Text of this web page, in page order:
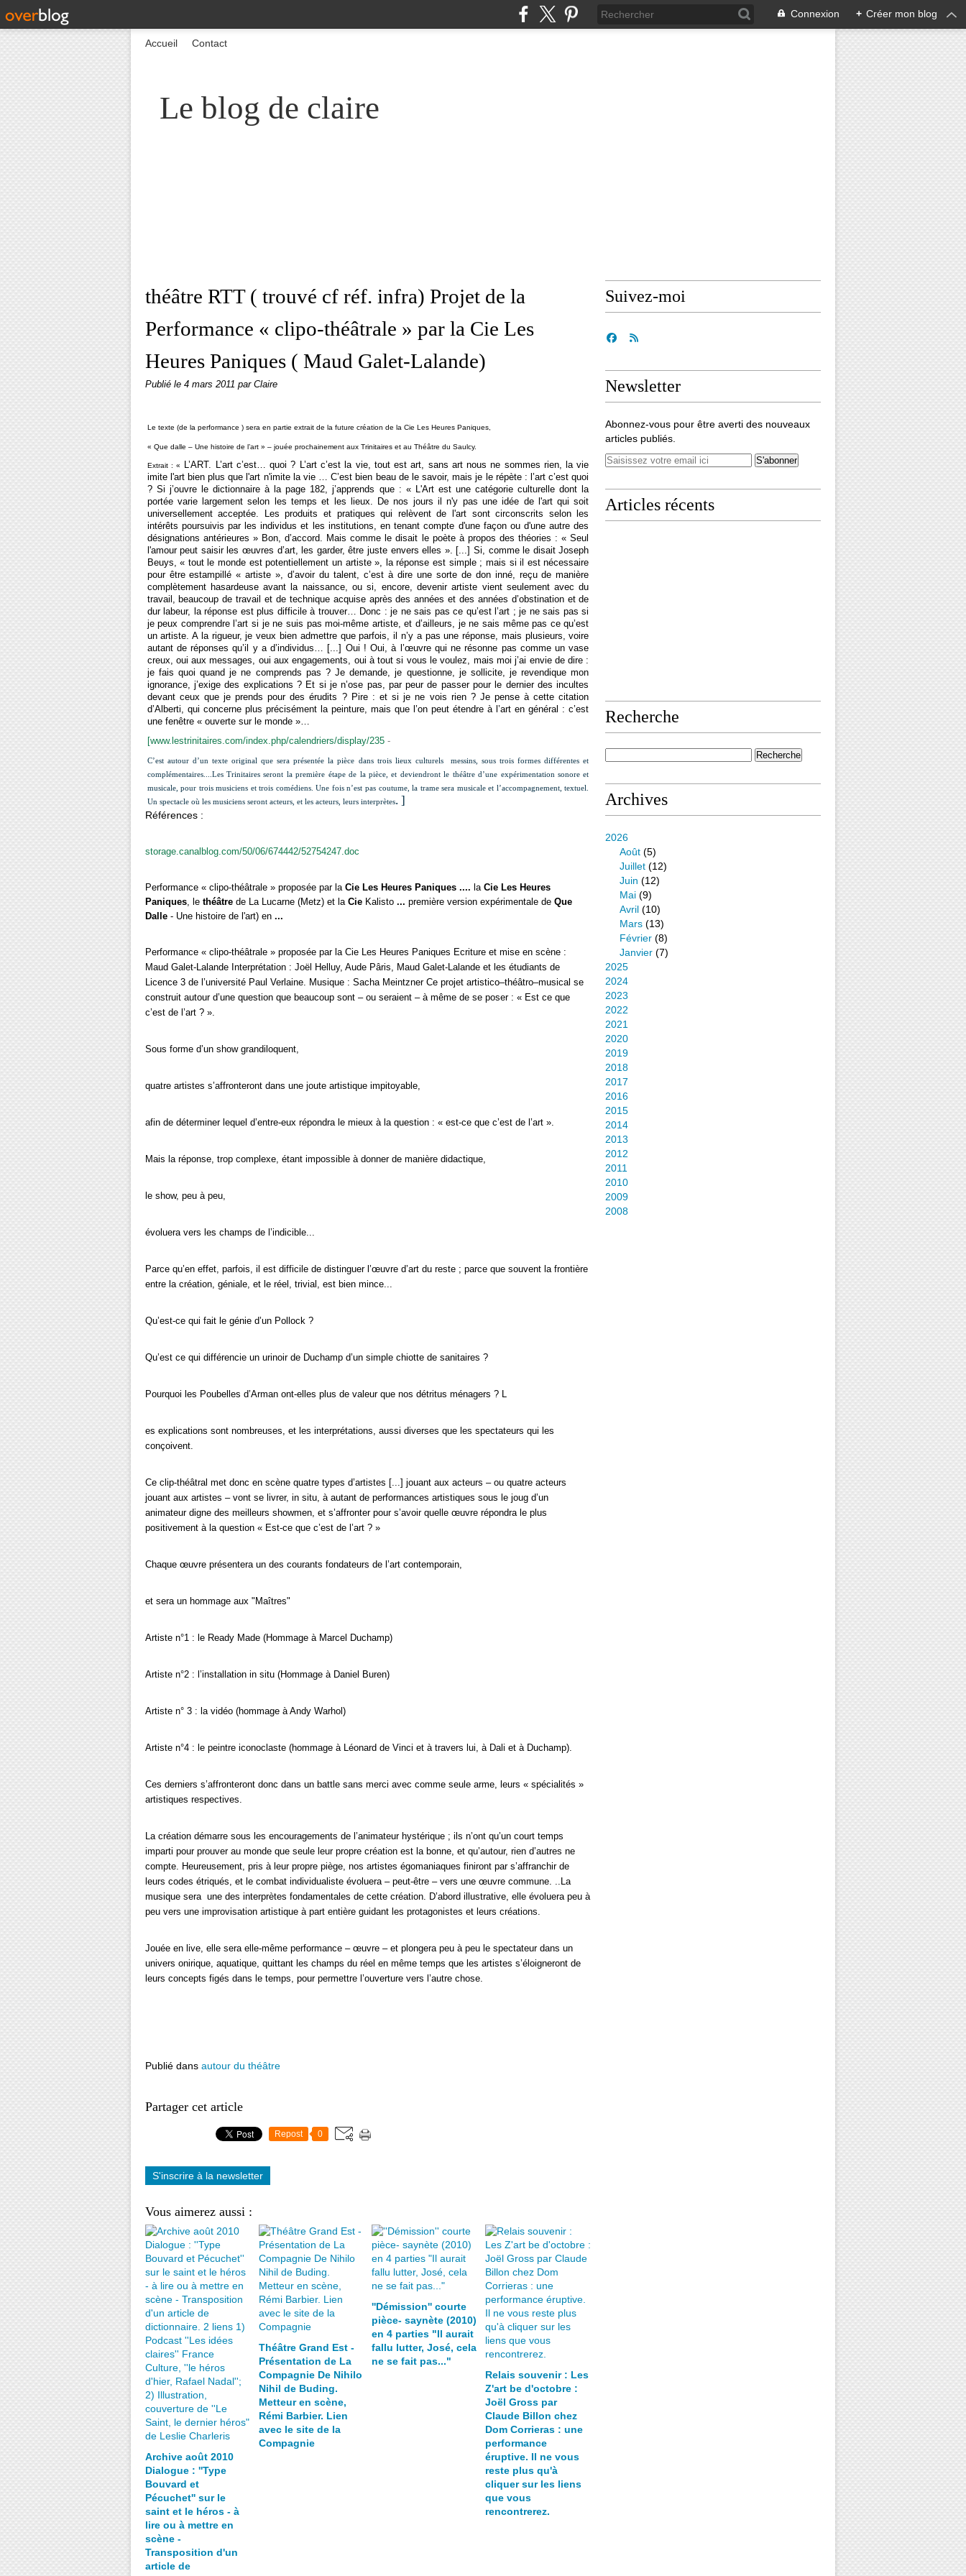
Connexion + Créer mon blog
Le blog de claire
Accueil Contact
théâtre RTT ( trouvé cf réf. infra) Projet de la
Performance « clipo-théâtrale » par la Cie Les
Heures Paniques ( Maud Galet-Lalande)
Publié le 4 mars 2011 par Claire
Le texte (de la performance ) sera en partie extrait de la future création de la Cie Les Heures Paniques,
« Que dalle – Une histoire de l’art » – jouée prochainement aux Trinitaires et au Théâtre du Saulcy.
Extrait : «
L’ART. L’art c’est… quoi ? L’art c’est la vie, tout est art, sans art nous ne sommes rien, la vie
imite l'art bien plus que l'art n'imite la vie … C’est bien beau de le savoir, mais je le répète : l’art c’est quoi
? Si j’ouvre le dictionnaire à la page 182, j’apprends que : « L'Art est une catégorie culturelle dont la
portée varie largement selon les temps et les lieux. De nos jours il n'y pas une idée de l'art qui soit
universellement acceptée. Les produits et pratiques qui relèvent de l'art sont circonscrits selon les
intérêts poursuivis par les individus et les institutions, en tenant compte d'une façon ou d'une autre des
désignations antérieures » Bon, d’accord. Mais comme le disait le poète à propos des théories : « Seul
l'amour peut saisir les œuvres d’art, les garder, être juste envers elles ». [...] Si, comme le disait Joseph
Beuys, « tout le monde est potentiellement un artiste », la réponse est simple ; mais si il est nécessaire
pour être estampillé « artiste », d’avoir du talent, c’est à dire une sorte de don inné, reçu de manière
complètement hasardeuse avant la naissance, ou si, encore, devenir artiste vient seulement avec du
travail, beaucoup de travail et de technique acquise après des années et des années d’obstination et de
dur labeur, la réponse est plus difficile à trouver… Donc : je ne sais pas ce qu’est l’art ; je ne sais pas si
je peux comprendre l’art si je ne suis pas moi-même artiste, et d’ailleurs, je ne sais même pas ce qu’est
un artiste. A la rigueur, je veux bien admettre que parfois, il n’y a pas une réponse, mais plusieurs, voire
autant de réponses qu’il y a d’individus… [...] Oui ! Oui, à l’œuvre qui ne résonne pas comme un vase
creux, oui aux messages, oui aux engagements, oui à tout si vous le voulez, mais moi j’ai envie de dire :
je fais quoi quand je ne comprends pas ? Je demande, je questionne, je sollicite, je revendique mon
ignorance, j’exige des explications ? Et si je n’ose pas, par peur de passer pour le dernier des incultes
devant ceux que je prends pour des érudits ? Pire : et si je ne vois rien ? Je pense à cette citation
d’Alberti, qui concerne plus précisément la peinture, mais que l’on peut étendre à l’art en général : c’est
une fenêtre « ouverte sur le monde »…
[www.lestrinitaires.com/index.php/calendriers/display/235-
C’est autour d’un texte original que sera présentée la pièce dans trois lieux culturels messins, sous trois formes différentes et
complémentaires.... Les Trinitaires seront la première étape de la pièce, et deviendront le théâtre d’une expérimentation sonore et
musicale, pour trois musiciens et trois comédiens. Une fois n’est pas coutume, la trame sera musicale et l’accompagnement, textuel.
Un spectacle où les musiciens seront acteurs, et les acteurs, leurs interprètes. ]
Références :
storage.canalblog.com/50/06/674442/52754247.doc
Performance « clipo-théâtrale » proposée par la Cie Les Heures Paniques .... la Cie Les Heures
Paniques , le théâtre de La Lucarne (Metz) et la Cie Kalisto ... première version expérimentale de Que
Dalle - Une histoire de l'art) en ...
Performance « clipo-théâtrale » proposée par la Cie Les Heures Paniques Ecriture et mise en scène :
Maud Galet-Lalande Interprétation : Joël Helluy, Aude Pâris, Maud Galet-Lalande et les étudiants de
Licence 3 de l’université Paul Verlaine. Musique : Sacha Meintzner Ce projet artistico–théâtro–musical se
construit autour d’une question que beaucoup sont – ou seraient – à même de se poser : « Est ce que
c’est de l’art ? ».
Sous forme d’un show grandiloquent,
quatre artistes s’affronteront dans une joute artistique impitoyable,
afin de déterminer lequel d’entre-eux répondra le mieux à la question : « est-ce que c’est de l’art ».
Mais la réponse, trop complexe, étant impossible à donner de manière didactique,
le show, peu à peu,
évoluera vers les champs de l’indicible...
Parce qu’en effet, parfois, il est difficile de distinguer l’œuvre d’art du reste ; parce que souvent la frontière
entre la création, géniale, et le réel, trivial, est bien mince...
Qu’est-ce qui fait le génie d’un Pollock ?
Qu’est ce qui différencie un urinoir de Duchamp d’un simple chiotte de sanitaires ?
Pourquoi les Poubelles d’Arman ont-elles plus de valeur que nos détritus ménagers ? L
es explications sont nombreuses, et les interprétations, aussi diverses que les spectateurs qui les
conçoivent.
Ce clip-théâtral met donc en scène quatre types d’artistes [...] jouant aux acteurs – ou quatre acteurs
jouant aux artistes – vont se livrer, in situ, à autant de performances artistiques sous le joug d’un
animateur digne des meilleurs showmen, et s’affronter pour s’avoir quelle œuvre répondra le plus
positivement à la question « Est-ce que c’est de l’art ? »
Chaque œuvre présentera un des courants fondateurs de l’art contemporain,
et sera un hommage aux "Maîtres"
Artiste n°1 : le Ready Made (Hommage à Marcel Duchamp)
Artiste n°2 : l’installation in situ (Hommage à Daniel Buren)
Artiste n° 3 : la vidéo (hommage à Andy Warhol)
Artiste n°4 : le peintre iconoclaste (hommage à Léonard de Vinci et à travers lui, à Dali et à Duchamp).
Ces derniers s’affronteront donc dans un battle sans merci avec comme seule arme, leurs « spécialités »
artistiques respectives.
La création démarre sous les encouragements de l’animateur hystérique ; ils n’ont qu’un court temps
imparti pour prouver au monde que seule leur propre création est la bonne, et qu’autour, rien d’autres ne
compte. Heureusement, pris à leur propre piège, nos artistes égomaniaques finiront par s’affranchir de
leurs codes étriqués, et le combat individualiste évoluera – peut-être – vers une œuvre commune. ..La
musique sera une des interprètes fondamentales de cette création. D’abord illustrative, elle évoluera peu à
peu vers une improvisation artistique à part entière guidant les protagonistes et leurs créations.
Jouée en live, elle sera elle-même performance – œuvre – et plongera peu à peu le spectateur dans un
univers onirique, aquatique, quittant les champs du réel en même temps que les artistes s’éloigneront de
leurs concepts figés dans le temps, pour permettre l’ouverture vers l’autre chose.
Publié dans autour du théâtre
Partager cet article
Repost 0
S'inscrire à la newsletter
Vous aimerez aussi :
Archive août 2010
Dialogue : ''Type
Bouvard et
Pécuchet'' sur le
saint et le héros - à
lire ou à mettre en
scène -
Transposition d'un
article de
Théâtre Grand Est -
Présentation de La
Compagnie De Nihilo
Nihil de Buding.
Metteur en scène,
Rémi Barbier. Lien
avec le site de la
Compagnie
''Démission'' courte
pièce- saynète (2010)
en 4 parties "Il aurait
fallu lutter, José, cela
ne se fait pas..."
Relais souvenir : Les
Z'art be d'octobre :
Joël Gross par
Claude Billon chez
Dom Corrieras : une
performance
éruptive. Il ne vous
reste plus qu'à
cliquer sur les liens
que vous
rencontrerez.
Suivez-moi
Newsletter
Abonnez-vous pour être averti des nouveaux
articles publiés.
Articles récents
Recherche
Archives
2026
Août (5)
Juillet (12)
Juin (12)
Mai (9)
Avril (10)
Mars (13)
Février (8)
Janvier (7)
2025
2024
2023
2022
2021
2020
2019
2018
2017
2016
2015
2014
2013
2012
2011
2010
2009
2008